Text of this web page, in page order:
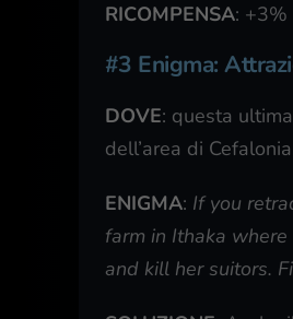
RICOMPENSA:
#3 Enigma:
DOVE: questa
dell’area di
ENIGMA: If you
farm in Ithaka
and kill her suitors.